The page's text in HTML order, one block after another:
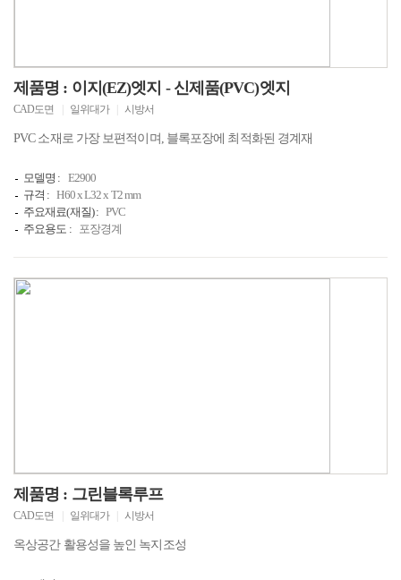
제품명 : 이지(EZ)엣지 - 신제품(PVC)엣지
CAD도면 일위대가 시방서
PVC 소재로 가장 보편적이며, 블록포장에 최적화된 경계재
모델명 : E2900
규격 : H60 x L32 x T2 mm
주요재료(재질) : PVC
주요용도 :
포장경계
제품명 : 그린블록루프
CAD도면 일위대가 시방서
옥상공간 활용성을 높인 녹지조성